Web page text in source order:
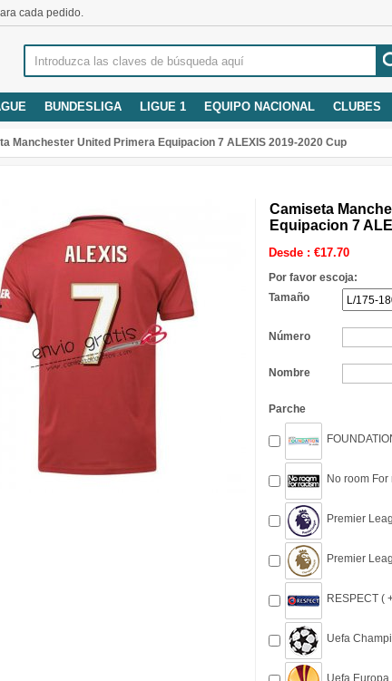
cada pedido.
BUNDESLIGA LIGUE 1 EQUIPO NACIONAL CLUBES
Manchester United Primera Equipacion 7 ALEXIS 2019-2020 Cup
Camiseta
Equipacion 7
Desde : €17.70
Por favor escoja:
Tamaño
Número
Nombre
Parche
No room
Premier
Premier
RESPECT (
Uefa
Uefa